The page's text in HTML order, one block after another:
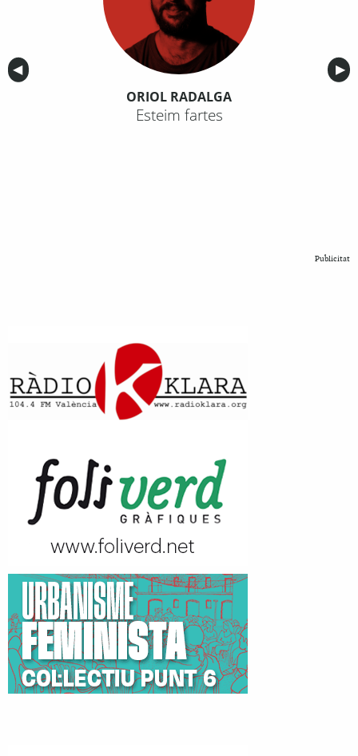
Anterior
◀︎ ▶︎
ORIOL RADALGA
Esteim fartes
Publicitat